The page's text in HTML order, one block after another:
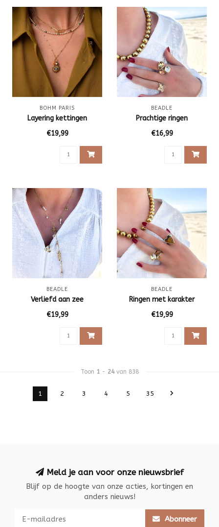
BOHM PARIS
Layering kettingen
€19,99
BEADLE
Prachtige ringen
€16,99
BEADLE
Verliefd aan zee
€19,99
BEADLE
Ringen met karakter
€19,99
Toon 1- 24van 838
1 2 3 4 5 35
Meld je aan voor onze nieuwsbrief
Blijf op de hoogte van onze acties, kortingen en
anders nieuws!
Abonneer